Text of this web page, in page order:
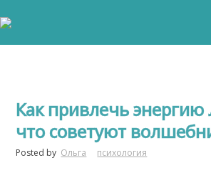
Как привлечь
что советуют
Posted by Ольга психология